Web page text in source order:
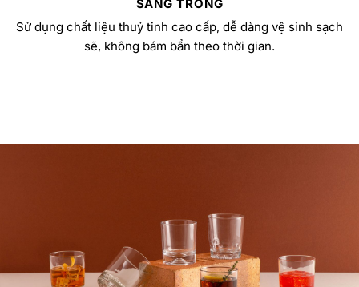
SÁNG TRONG
Sử dụng chất liệu thuỷ tinh cao cấp, dễ dàng vệ sinh sạch
sẽ, không bám bẩn theo thời gian.